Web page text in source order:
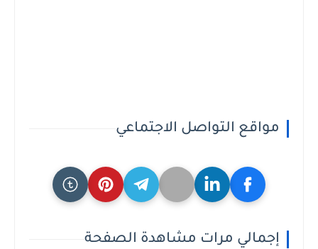
مواقع التواصل الاجتماعي
إجمالي مرات مشاهدة الصفحة